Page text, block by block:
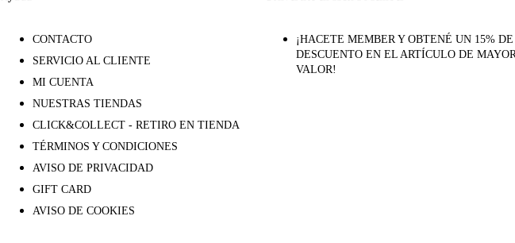
CONTACTO
SERVICIO AL CLIENTE
MI CUENTA
NUESTRAS TIENDAS
CLICK&COLLECT - RETIRO EN TIENDA
TÉRMINOS Y CONDICIONES
AVISO DE PRIVACIDAD
GIFT CARD
AVISO DE COOKIES
¡HACETE MEMBER Y OBTENÉ UN 15% DE
DESCUENTO EN EL ARTÍCULO DE
VALOR!